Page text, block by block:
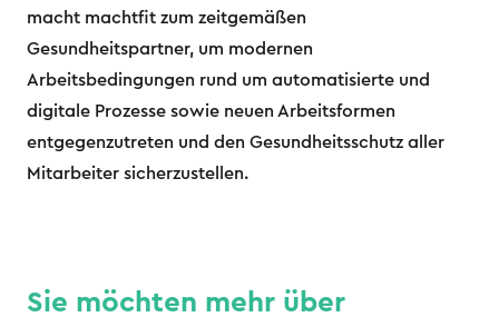
macht machtfit zum zeitgemäßen
Gesundheitspartner, um modernen
Arbeitsbedingungen rund um automatisierte und
digitale Prozesse sowie neuen Arbeitsformen
entgegenzutreten und den Gesundheitsschutz aller
Mitarbeiter sicherzustellen.
Sie möchten mehr über